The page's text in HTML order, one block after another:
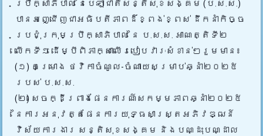
ប្រឹក្សាភិបាល នៃបេឡាជាតិសន្តិសុខសង្គម (ប.ស.ស.)
បានអញ្ជើញជាអធិបតីភាពដ៏ខ្ពង់ខ្ពស់ ដឹកនាំកិច្ច
ប្រជុំក្រុមប្រឹក្សាភិបាល នៃ ប.ស.ស. អាណត្តិទី២
លើកទី១ ដើម្បីពិភាក្សាលើរបៀបវារៈសំខាន់ៗរួមមាន៖
(១) គម្រោង ថវិកាចំណូល-ចំណាយសម្រាប់ឆ្នាំ២០២៥
របស់ ប.ស.ស.
(២) សេចក្ដីព្រាងផែនការណ៍សកម្មភាពឆ្នាំ២០២៥
នៃការអនុវត្តផែនការយុទ្ធសាស្រ្តអភិវឌ្ឍន៍
វិស័យការងារ សន្តិសុខសង្គម និងបណ្ដុះបណ្ដាល